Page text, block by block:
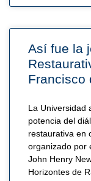
Así fue la
Francisco
La Universidad
potencia del
restaurativa en
organizado por
John Henry
Horizontes de